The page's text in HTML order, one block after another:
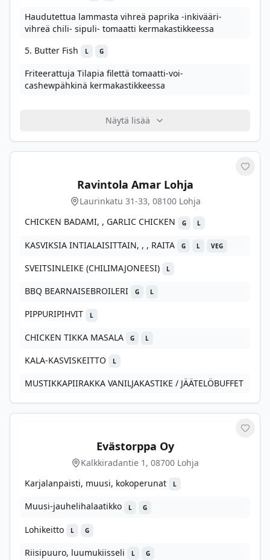
Haudutettua lammasta vihreä paprika -inkivääri-
vihreä chili- sipuli- tomaatti kermakastikkeessa
5. Butter Fish
L G
Friteerattuja Tilapia filettä tomaatti-voi-
cashewpähkinä kermakastikkeessa
Näytä lisää
Ravintola Amar Lohja
Laurinkatu 31-33, 08100 Lohja
CHICKEN BADAMI, , GARLIC CHICKEN
G L
KASVIKSIA INTIALAISITTAIN, , , RAITA G L VEG
SVEITSINLEIKE (CHILIMAJONEESI) L
BBQ BEARNAISEBROILERI G L
PIPPURIPIHVIT L
CHICKEN TIKKA MASALA G L
KALA-KASVISKEITTO L
MUSTIKKAPIIRAKKA VANILJAKASTIKE / JÄÄTELÖBUFFET
Evästorppa Oy
Kalkkiradantie 1, 08700 Lohja
Karjalanpaisti, muusi, kokoperunat
L
Muusi-jauhelihalaatikko L G
Lohikeitto L G
Riisipuuro, luumukiisseli L G